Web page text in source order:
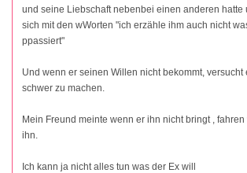
und seine Liebschaft nebenbei einen anderen hatte
sich mit den wWorten "ich erzähle ihm auch nicht
ppassiert"
Und wenn er seinen Willen nicht bekommt, versucht
schwer zu machen.
Mein Freund meinte wenn er ihn nicht bringt ,
ihn.
Ich kann ja nicht alles tun was der Ex will